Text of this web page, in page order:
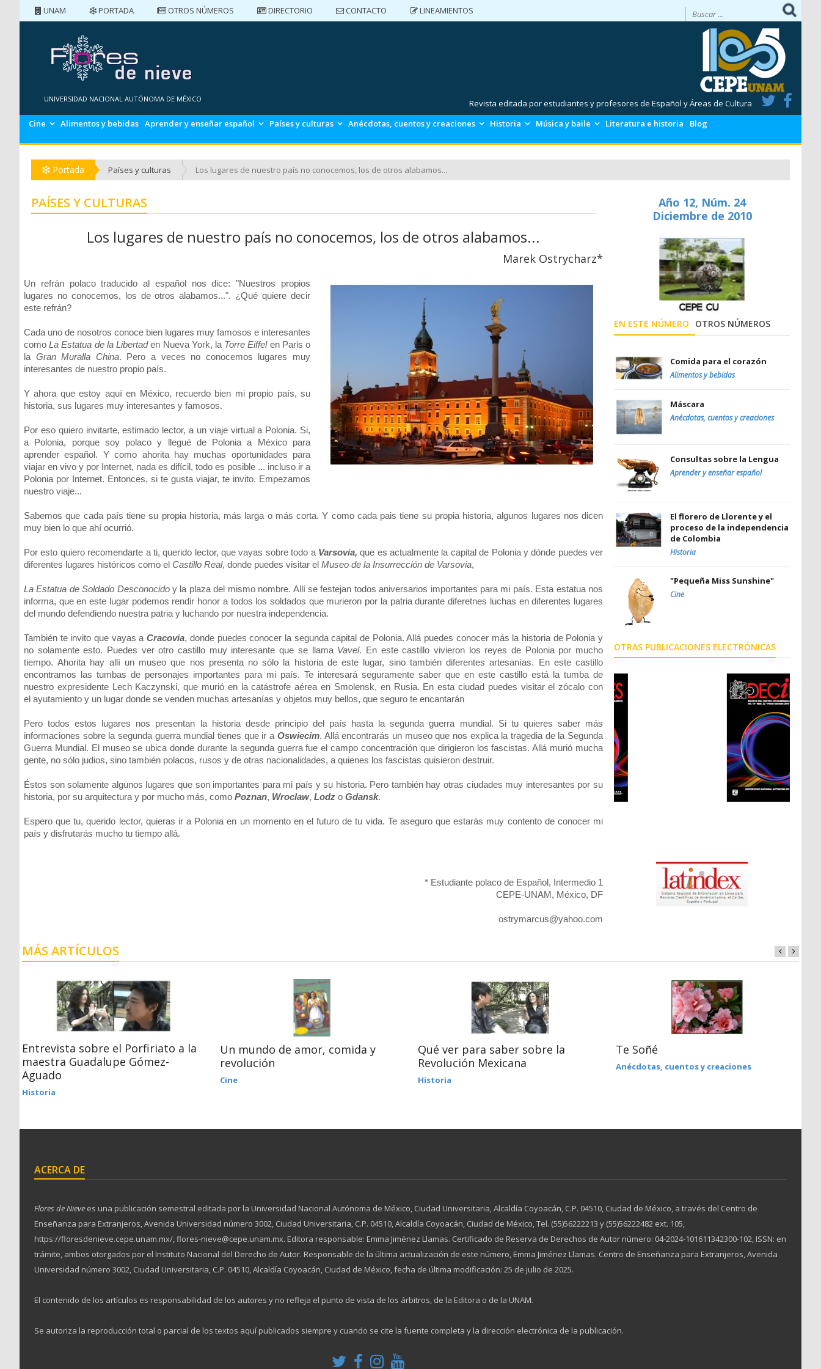
UNAM PORTADA OTROS NÚMEROS DIRECTORIO CONTACTO
LINEAMIENTOS
UNIVERSIDAD NACIONAL AUTÓNOMA DE MÉXICO
Revista editada por estudiantes y profesores de Español y Áreas de Cultura
Cine
Alimentos y bebidas Aprender y enseñar español Países y culturas Anécdotas, cuentos y creaciones Historia Música y baile Literatura e historia Blog
Portada Países y culturas Los lugares de nuestro país no conocemos, los de otros alabamos...
PAÍSES Y CULTURAS
Los lugares de nuestro país no conocemos, los de otros alabamos...
Marek Ostrycharz*
Un refrán polaco traducido al español nos dice: "Nuestros propios
lugares no conocemos, los de otros alabamos...". ¿Qué quiere decir
este refrán?
Cada uno de nosotros conoce bien lugares muy famosos e interesantes
comoLa Estatua de la Libertaden Nueva York, la Torre Eiffelen Paris o
la Gran Muralla China. Pero a veces no conocemos lugares muy
interesantes de nuestro propio país.
Y ahora que estoy aquí en México, recuerdo bien mi propio país, su
historia, sus lugares muy interesantes y famosos.
Por eso quiero invitarte, estimado lector, a un viaje virtual a Polonia. Si,
a Polonia, porque soy polaco y llegué de Polonia a México para
aprender español. Y como ahorita hay muchas oportunidades para
viajar en vivo y por Internet, nada es difícil, todo es posible ... incluso ir a
Polonia por Internet. Entonces, si te gusta viajar, te invito. Empezamos
nuestro viaje...
Sabemos que cada país tiene su propia historia, más larga o más corta. Y como cada pais tiene su propia historia, algunos lugares nos dicen
muy bien lo que ahí ocurrió.
Por esto quiero recomendarte a ti, querido lector, que vayas sobre todo a Varsovia, que es actualmente la capital de Polonia y dónde puedes ver
diferentes lugares históricos como el Castillo Real, donde puedes visitar el Museo de la Insurrección de Varsovia,
La Estatua de Soldado Desconocidoy la plaza del mismo nombre. Allí se festejan todos aniversarios importantes para mi país. Esta estatua nos
informa, que en este lugar podemos rendir honor a todos los soldados que murieron por la patria durante diferetnes luchas en diferentes lugares
del mundo defendiendo nuestra patria y luchando por nuestra independencia.
También te invito que vayas aCracovia, donde puedes conocer la segunda capital de Polonia. Allá puedes conocer más la historia de Polonia y
no solamente esto. Puedes ver otro castillo muy interesante que se llama Vavel. En este castillo vivieron los reyes de Polonia por mucho
tiempo. Ahorita hay allí un museo que nos presenta no sólo la historia de este lugar, sino también diferentes artesanías. En este castillo
encontramos las tumbas de personajes importantes para mi país. Te interesará seguramente saber que en este castillo está la tumba de
nuestro expresidente Lech Kaczynski, que murió en la catástrofe aérea en Smolensk, en Rusia. En esta ciudad puedes visitar el zócalo con
el ayutamiento y un lugar donde se venden muchas artesanías y objetos muy bellos, que seguro te encantarán
Pero todos estos lugares nos presentan la historia desde principio del país hasta la segunda guerra mundial. Si tu quieres saber más
informaciones sobre la segunda guerra mundial tienes que ir a Oswiecim. Allá encontrarás un museo que nos explica la tragedia de la Segunda
Guerra Mundial. El museo se ubica donde durante la segunda guerra fue el campo concentración que dirigieron los fascistas. Allá murió mucha
gente, no sólo judios, sino también polacos, rusos y de otras nacionalidades, a quienes los fascistas quisieron destruir.
Éstos son solamente algunos lugares que son importantes para mi país y su historia. Pero también hay otras ciudades muy interesantes por su
historia, por su arquitectura y por mucho más, como Poznan, Wroclaw, Lodz o Gdansk.
Espero que tu, querido lector, quieras ir a Polonia en un momento en el futuro de tu vida. Te aseguro que estarás muy contento de conocer mi
país y disfrutarás mucho tu tiempo allá.
* Estudiante polaco de Español, Intermedio 1
CEPE-UNAM, México, DF
ostrymarcus@yahoo.com
Año 12, Núm. 24
Diciembre de 2010
EN ESTE NÚMERO OTROS NÚMEROS
Comida para el corazón
Alimentos y bebidas
Máscara
Anécdotas, cuentos y creaciones
Consultas sobre la Lengua
Aprender y enseñar español
El florero de Llorente y el
proceso de la independencia
de Colombia
Historia
"Pequeña Miss Sunshine"
Cine
OTRAS PUBLICACIONES ELECTRÓNICAS
MÁS ARTÍCULOS
Entrevista sobre el Porfiriato a la
maestra Guadalupe Gómez-
Aguado
Historia
Un mundo de amor, comida y
revolución
Cine
Qué ver para saber sobre la
Revolución Mexicana
Historia
Te Soñé
Anécdotas, cuentos y creaciones
ACERCA DE
Flores de Nieve es una publicación semestral editada por la Universidad Nacional Autónoma de México, Ciudad Universitaria, Alcaldía Coyoacán, C.P. 04510, Ciudad de México, a través del Centro de
Enseñanza para Extranjeros, Avenida Universidad número 3002, Ciudad Universitaria, C.P. 04510, Alcaldía Coyoacán, Ciudad de México, Tel. (55)56222213 y (55)56222482 ext. 105,
https://floresdenieve.cepe.unam.mx/, flores-nieve@cepe.unam.mx. Editora responsable: Emma Jiménez Llamas. Certificado de Reserva de Derechos de Autor número: 04-2024-101611342300-102, ISSN: en
trámite, ambos otorgados por el Instituto Nacional del Derecho de Autor. Responsable de la última actualización de este número, Emma Jiménez Llamas. Centro de Enseñanza para Extranjeros, Avenida
Universidad número 3002, Ciudad Universitaria, C.P. 04510, Alcaldía Coyoacán, Ciudad de México, fecha de última modificación: 25 de julio de 2025.
El contenido de los artículos es responsabilidad de los autores y no refleja el punto de vista de los árbitros, de la Editora o de la UNAM.
Se autoriza la reproducción total o parcial de los textos aquí publicados siempre y cuando se cite la fuente completa y la dirección electrónica de la publicación.